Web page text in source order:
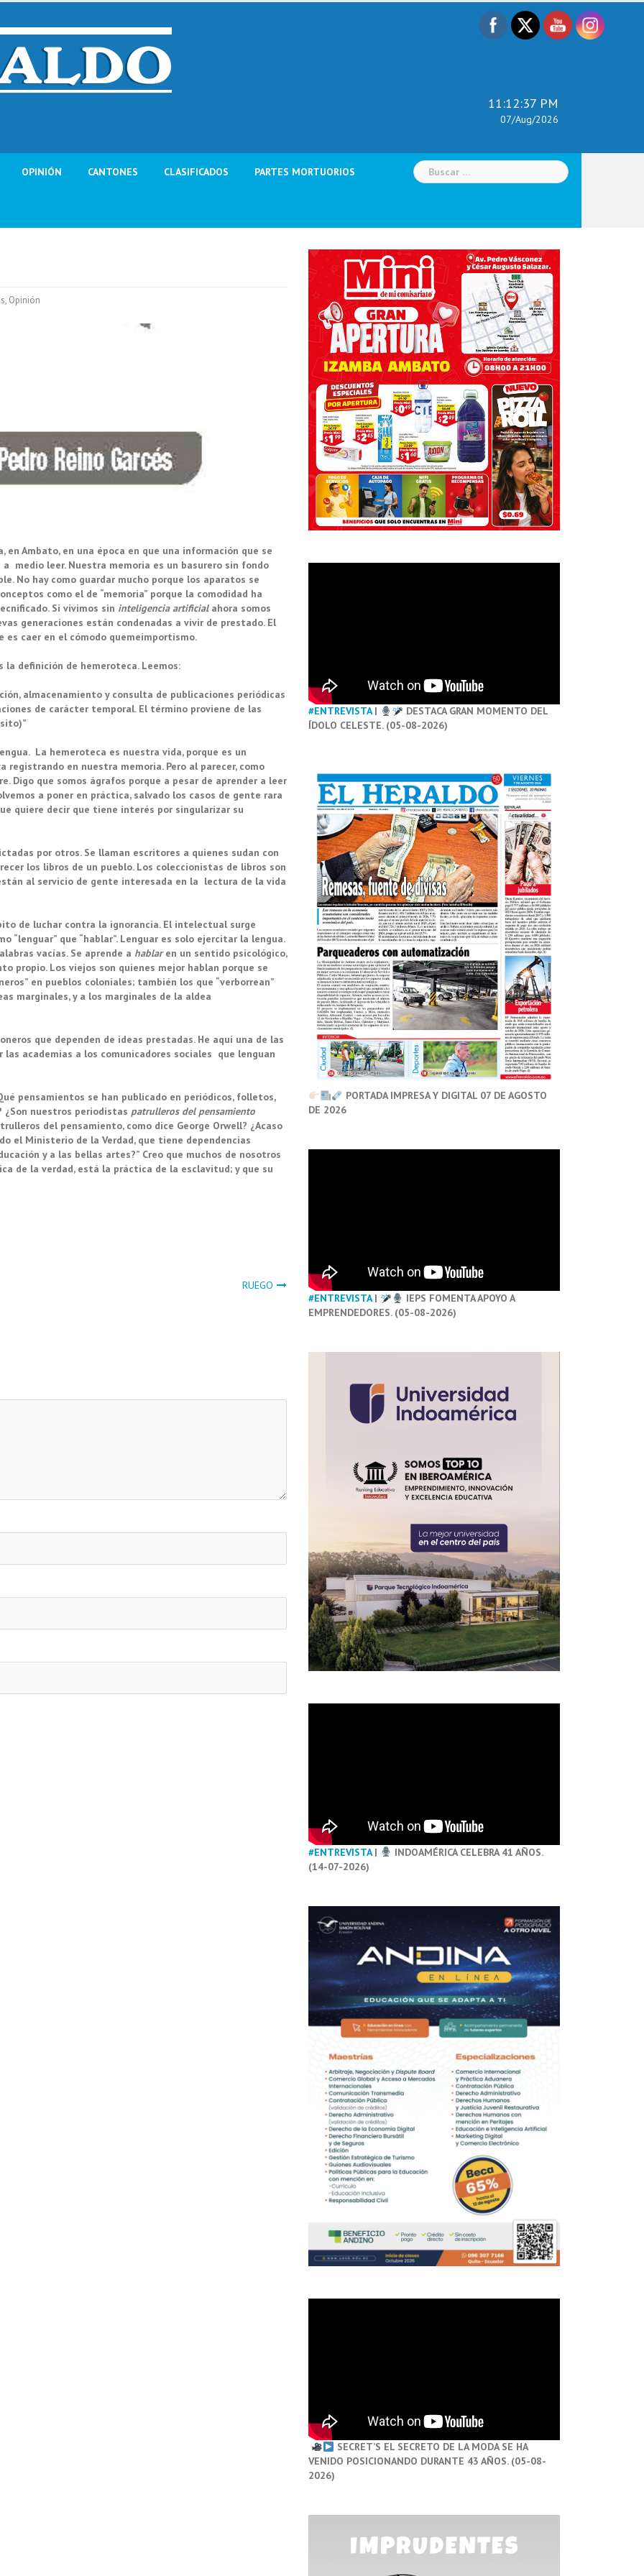
11:12:38 PM
07/Aug/2026
OPINIÓN CANTONES CLASIFICADOS PARTES MORTUORIOS Buscar:
, Opinión
Ambato, en una época en que una información que se
medio leer. Nuestra memoria es un basurero sin fondo
No hay como guardar mucho porque los aparatos se
como el de “memoria” porque la comodidad ha
Si vivimos sin inteligencia artificialahora somos
generaciones están condenadas a vivir de prestado. El
es caer en el cómodo quemeimportismo.
la definición de hemeroteca. Leemos:
almacenamiento y consulta de publicaciones periódicas
de carácter temporal. El término proviene de las
La hemeroteca es nuestra vida, porque es un
en nuestra memoria. Pero al parecer, como
Digo que somos ágrafos porque a pesar de aprender a leer
a poner en práctica, salvado los casos de gente rara
quiere decir que tiene interés por singularizar su
por otros. Se llaman escritores a quienes sudan con
los libros de un pueblo. Los coleccionistas de libros son
al servicio de gente interesada en la lectura de la vida
de luchar contra la ignorancia. El intelectual surge
“lenguar” que “hablar”. Lenguar es solo ejercitar la lengua.
vacías. Se aprende a hablaren un sentido psicológico,
propio. Los viejos son quienes mejor hablan porque se
en pueblos coloniales; también los que “verborrean”
marginales, y a los marginales de la aldea
que dependen de ideas prestadas. He aquí una de las
las academias a los comunicadores sociales que lenguan
pensamientos se han publicado en periódicos, folletos,
nuestros periodistas patrulleros del pensamiento
del pensamiento, como dice George Orwell? ¿Acaso
el Ministerio de la Verdad, que tiene dependencias
y a las bellas artes?” Creo que muchos de nosotros
de la verdad, está la práctica de la esclavitud; y que su
RUEGO
#ENTREVISTA|
DESTACA GRAN MOMENTO DEL
ÍDOLO CELESTE. (05-08-2026)
PORTADA IMPRESA Y DIGITAL 07 DE AGOSTO
DE 2026
#ENTREVISTA|
IEPS FOMENTA APOYO A
EMPRENDEDORES. (05-08-2026)
#ENTREVISTA|
INDOAMÉRICA CELEBRA 41 AÑOS.
(14-07-2026)
SECRET’S EL SECRETO DE LA MODA SE HA
VENIDO POSICIONANDO DURANTE 43 AÑOS. (05-08-
2026)